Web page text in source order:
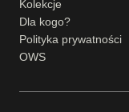
Kolekcje
Dla kogo?
Polityka prywatności
OWS